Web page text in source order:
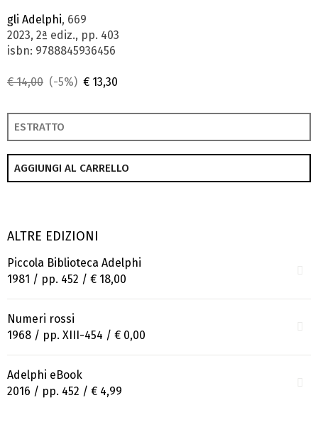
gli Adelphi, 669
2023, 2ª ediz., pp. 403
isbn: 9788845936456
€ 14,00 (-5%) € 13,30
ESTRATTO
AGGIUNGI AL CARRELLO
ALTRE EDIZIONI
Piccola Biblioteca Adelphi
1981 / pp. 452 / € 18,00
Numeri rossi
1968 / pp. XIII-454 / € 0,00
Adelphi eBook
2016 / pp. 452 / € 4,99